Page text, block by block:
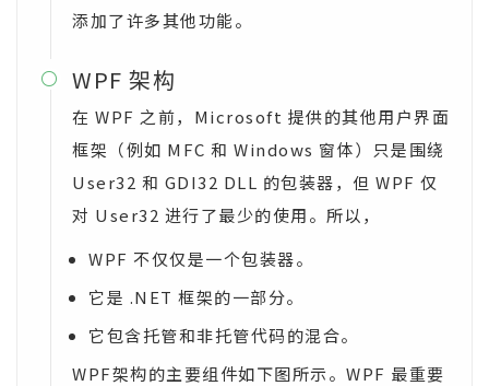
添加了许多其他功能。
 WPF 架构
在 WPF 之前，Microsoft 提供的其他用户界面
框架（例如 MFC 和 Windows 窗体）只是围绕
User32 和 GDI32 DLL 的包装器，但 WPF 仅
对 User32 进行了最少的使用。所以，
WPF 不仅仅是一个包装器。
它是 .NET 框架的一部分。
它包含托管和非托管代码的混合。
WPF架构的主要组件如下图所示。WPF 最重要